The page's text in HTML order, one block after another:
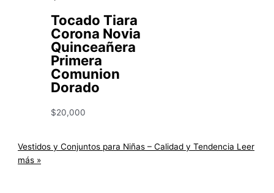
Tocado Tiara
Corona Novia
Quinceañera
Primera
Comunion
Dorado
$20,000
Vestidos y Conjuntos para Niñas – Calidad y Tendencia Leer
más »